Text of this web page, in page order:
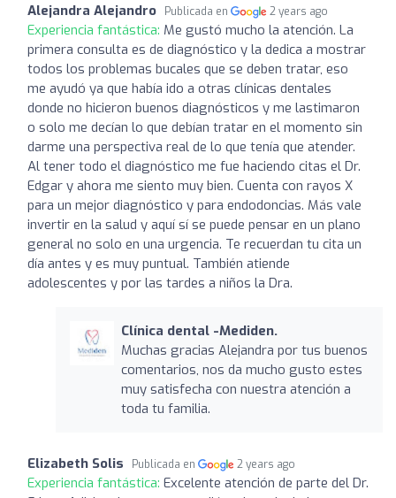
Alejandra Alejandro Publicada en 2 years ago
Experiencia fantástica: Me gustó mucho la atención. La
primera consulta es de diagnóstico y la dedica a mostrar
todos los problemas bucales que se deben tratar, eso
me ayudó ya que había ido a otras clínicas dentales
donde no hicieron buenos diagnósticos y me lastimaron
o solo me decían lo que debían tratar en el momento sin
darme una perspectiva real de lo que tenía que atender.
Al tener todo el diagnóstico me fue haciendo citas el Dr.
Edgar y ahora me siento muy bien. Cuenta con rayos X
para un mejor diagnóstico y para endodoncias. Más vale
invertir en la salud y aquí sí se puede pensar en un plano
general no solo en una urgencia. Te recuerdan tu cita un
día antes y es muy puntual. También atiende
adolescentes y por las tardes a niños la Dra.
Clínica dental -Mediden.
Muchas gracias Alejandra por tus buenos
comentarios, nos da mucho gusto estes
muy satisfecha con nuestra atención a
toda tu familia.
Elizabeth Solis Publicada en 2 years ago
Experiencia fantástica: Excelente atención de parte del Dr.